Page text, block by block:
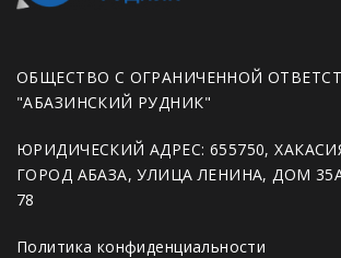
ОБЩЕСТВО С ОГРАНИЧЕННОЙ
"АБАЗИНСКИЙ РУДНИК"
ЮРИДИЧЕСКИЙ АДРЕС: 655750,
ГОРОД АБАЗА, УЛИЦА ЛЕНИНА, ДОМ
78
Политика конфиденциальности